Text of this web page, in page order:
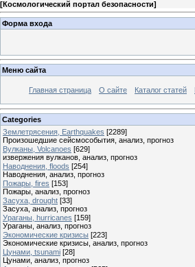
[Космологический портал безопасности]
Форма входа
Меню сайта
Главная страница О сайте Каталог статей
Categories
Землетрясения, Earthquakes [2289]
Произошедшие сейсмособытия, анализ, прогноз
Вулканы, Volcanoes [629]
извержения вулканов, анализ, прогноз
Наводнения, floods [254]
Наводнения, анализ, прогноз
Пожары, fires [153]
Пожары, анализ, прогноз
Засуха, drought [33]
Засуха, анализ, прогноз
Ураганы, hurricanes [159]
Ураганы, анализ, прогноз
Экономические кризисы [223]
Экономические кризисы, анализ, прогноз
Цунами, tsunami [28]
Цунами, анализ, прогноз